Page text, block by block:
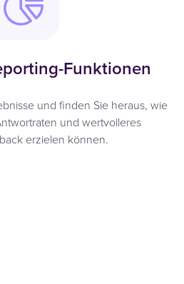
Funktionen
und finden Sie heraus, wie
und wertvolleres
erzielen können.